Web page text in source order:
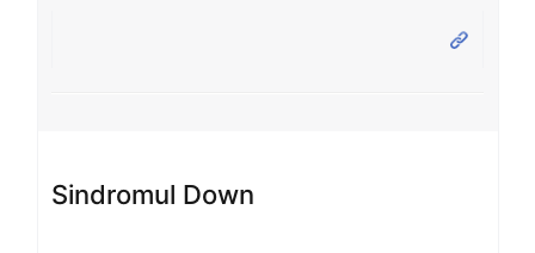
Sindromul Down